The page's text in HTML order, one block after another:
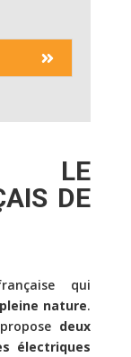
DE
qui
nature.
deux
électriques